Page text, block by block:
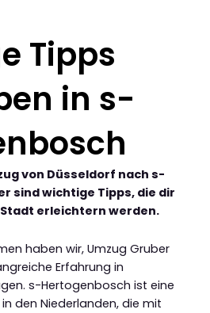
Tipps
in s-
von Düsseldorf nach s-
sind wichtige Tipps, die dir
erleichtern werden.
haben wir, Umzug Gruber
Erfahrung in
s-Hertogenbosch ist eine
den Niederlanden, die mit